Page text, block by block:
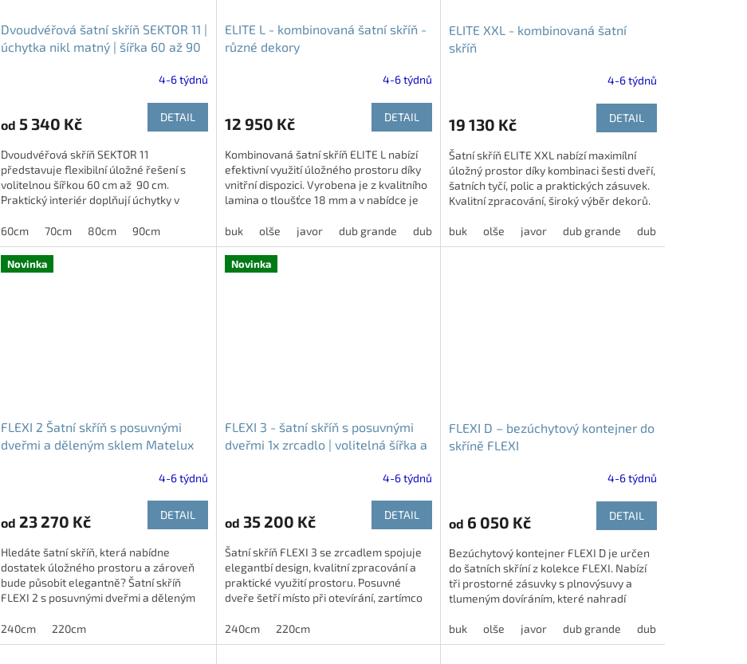
Dvoudvéřová šatní skříň SEKTOR 11 |
úchytka nikl matný | šířka 60 až 90
4-6 týdnů
od 5 340 Kč DETAIL
Dvoudvéřová skříň SEKTOR 11
představuje flexibilní úložné řešení s
volitelnou šířkou 60 cm až 90 cm.
Praktický interiér doplňují úchytky v
60cm
70cm 80cm 90cm
ELITE L - kombinovaná šatní skříň -
různé dekory
4-6 týdnů
12 950 Kč DETAIL
Kombinovaná šatní skříň ELITE L nabízí
efektivní využití úložného prostoru díky
vnitřní dispozici. Vyrobena je z kvalitního
lamina o tloušťce 18 mm a v nabídce je
buk
olše javor dub grande dub harmony modřín latté jasan šedý dub bělený
ELITE XXL - kombinovaná šatní
skříň
4-6 týdnů
19 130 Kč DETAIL
Šatní skříň ELITE XXL nabízí maximílní
úložný prostor díky kombinaci šesti dveří,
šatních tyčí, polic a praktických zásuvek.
Kvalitní zpracování, široký výběr dekorů.
buk
olše javor dub grande dub harmony
Novinka
FLEXI 2 Šatní skříň s posuvnými
dveřmi a děleným sklem Matelux
4-6 týdnů
od 23 270 Kč DETAIL
Hledáte šatní skříň, která nabídne
dostatek úložného prostoru a zároveň
bude působit elegantně? Šatní skříň
FLEXI 2 s posuvnými dveřmi a děleným
240cm
220cm
Novinka
FLEXI 3 - šatní skříň s posuvnými
dveřmi 1x zrcadlo | volitelná šířka a
4-6 týdnů
od 35 200 Kč DETAIL
Šatní skříň FLEXI 3 se zrcadlem spojuje
elegantbí design, kvalitní zpracování a
praktické využití prostoru. Posuvné
dveře šetří místo při otevírání, zartímco
240cm
220cm
FLEXI D – bezúchytový kontejner do
skříně FLEXI
4-6 týdnů
od 6 050 Kč DETAIL
Bezúchytový kontejner FLEXI D je určen
do šatních skříní z kolekce FLEXI. Nabízí
tři prostorné zásuvky s plnovýsuvy a
tlumeným dovíráním, které nahradí
buk
olše javor dub grande dub harmony